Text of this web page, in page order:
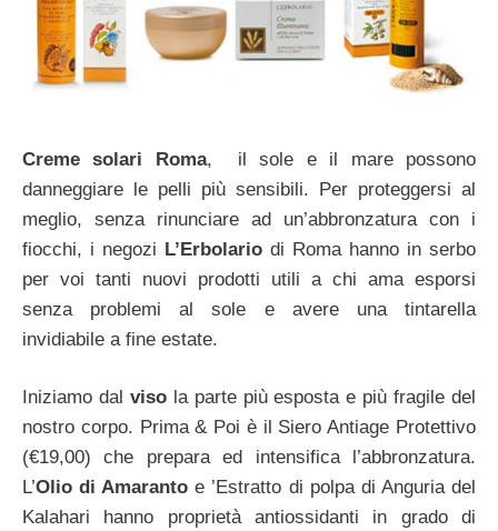
Creme solari Roma, il sole e il mare possono
danneggiare le pelli più sensibili. Per proteggersi al
meglio, senza rinunciare ad un’abbronzatura con i
fiocchi, i negozi L’Erbolario di Roma hanno in serbo
per voi tanti nuovi prodotti utili a chi ama esporsi
senza problemi al sole e avere una tintarella
invidiabile a fine estate.
Iniziamo dal visola parte più esposta e più fragile del
nostro corpo. Prima & Poi è il Siero Antiage Protettivo
(€19,00) che prepara ed intensifica l’abbronzatura.
L’Olio di Amaranto e ’Estratto di polpa di Anguria del
Kalahari hanno proprietà antiossidanti in grado di